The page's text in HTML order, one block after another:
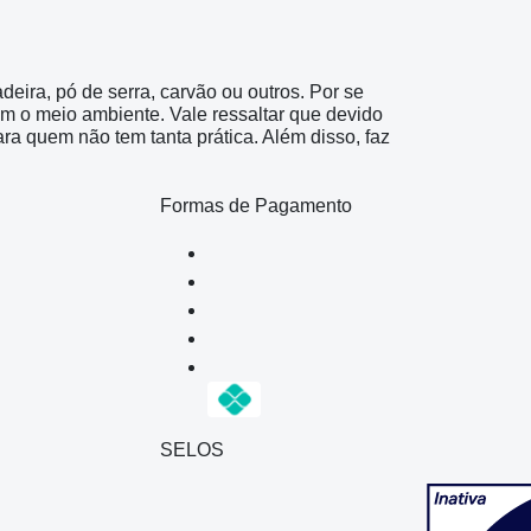
pó de serra, carvão ou outros. Por se
o meio ambiente. Vale ressaltar que devido
quem não tem tanta prática. Além disso, faz
Formas de Pagamento
SELOS